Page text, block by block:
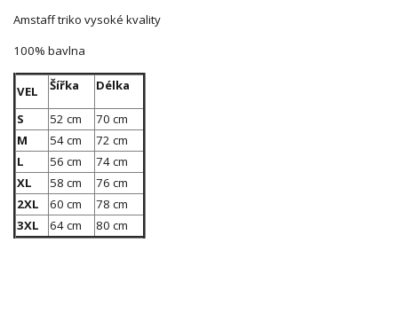
Amstaff triko vysoké kvality
100% bavlna
VEL Šířka Délka
S 52 cm
70 cm
M
54 cm
72 cm
L
56 cm
74 cm
XL
58 cm
76 cm
2XL
60 cm
78 cm
3XL
64 cm 80 cm